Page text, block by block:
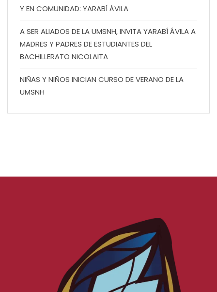
Y EN COMUNIDAD: YARABÍ ÁVILA
A SER ALIADOS DE LA UMSNH, INVITA YARABÍ ÁVILA A
MADRES Y PADRES DE ESTUDIANTES DEL
BACHILLERATO NICOLAITA
NIÑAS Y NIÑOS INICIAN CURSO DE VERANO DE LA
UMSNH